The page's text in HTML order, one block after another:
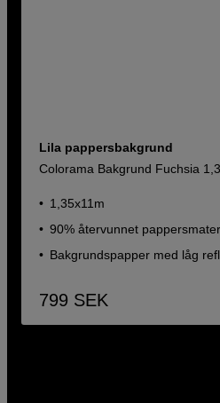
Lila pappersbakgrund
Colorama Bakgrund Fuchsia
1,35x11m
90% återvunnet
Bakgrundspapper med låg
799 SEK